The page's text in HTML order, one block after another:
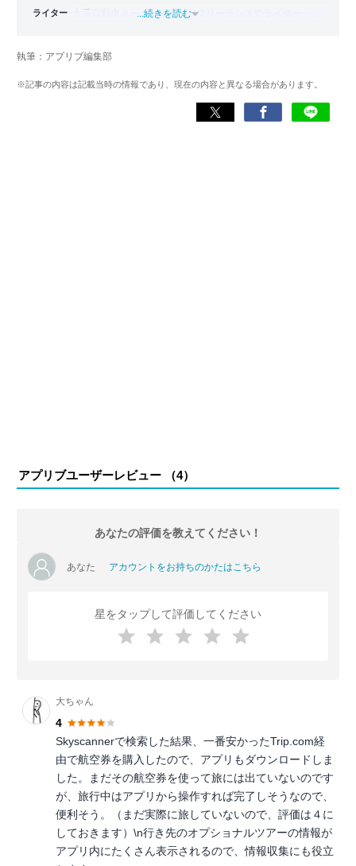
ライター
大手自動車メーカーを経て、フリーランスでライター・編
旅をスタート。走行距離42,000km・活動期間500日以上か
現在はアプリブでSEOライターとして活動しており、これ
までにレビューしたアプリは900件以上。日本一周中に20
...続きを読む
執筆：アプリブ編集部
※記事の内容は記載当時の情報であり、現在の内容と異なる場合があります。
アプリブユーザーレビュー （4）
あなたの評価を教えてください！
あなた アカウントをお持ちのかたはこちら
星をタップして評価してください
大ちゃん
4
Skyscannerで検索した結果、一番安かったTrip.com経
由で航空券を購入したので、アプリもダウンロードしま
した。まだその航空券を使って旅には出ていないのです
が、旅行中はアプリから操作すれば完了しそうなので、
便利そう。（まだ実際に旅していないので、評価は４に
しておきます）\n行き先のオプショナルツアーの情報が
アプリ内にたくさん表示されるので、情報収集にも役立